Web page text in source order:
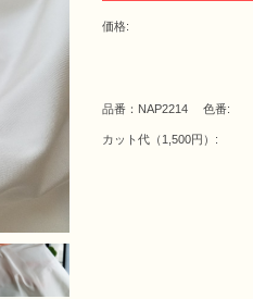
価格:
品番：NAP2214 色番:
カット代（1,500円）: